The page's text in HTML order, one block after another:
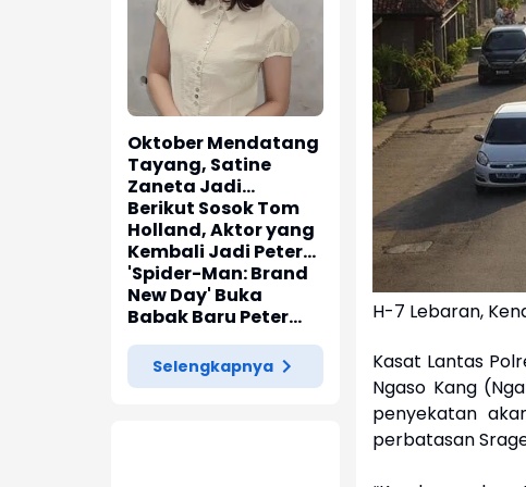
Oktober Mendatang
Tayang, Satine
Zaneta Jadi
Pemeran Utama Film
Siti Si Vampir
Berikut Sosok Tom
Holland, Aktor yang
Kembali Jadi Peter
Parker di 'Spider-
Man: Brand New Day'
'Spider-Man: Brand
New Day' Buka
Babak Baru Peter
Parker di Marvel
Cinematic Universe
Selengkapnya
H-7 Lebaran,
Kasat Lantas
Ngaso Kang
penyekatan
perbatasan